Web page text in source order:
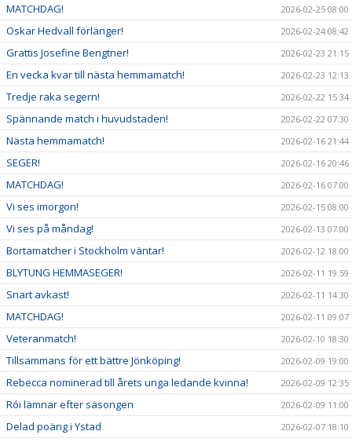
MATCHDAG! 2026-02-25 08:00
Oskar Hedvall förlänger! 2026-02-24 08:42
Grattis Josefine Bengtner! 2026-02-23 21:15
En vecka kvar till nästa hemmamatch! 2026-02-23 12:13
Tredje raka segern! 2026-02-22 15:34
Spännande match i huvudstaden! 2026-02-22 07:30
Nästa hemmamatch! 2026-02-16 21:44
SEGER! 2026-02-16 20:46
MATCHDAG! 2026-02-16 07:00
Vi ses imorgon! 2026-02-15 08:00
Vi ses på måndag! 2026-02-13 07:00
Bortamatcher i Stockholm väntar! 2026-02-12 18:00
BLYTUNG HEMMASEGER! 2026-02-11 19:59
Snart avkast! 2026-02-11 14:30
MATCHDAG! 2026-02-11 09:07
Veteranmatch! 2026-02-10 18:30
Tillsammans för ett bättre Jönköping! 2026-02-09 19:00
Rebecca nominerad till årets unga ledande kvinna! 2026-02-09 12:35
Rói lämnar efter säsongen 2026-02-09 11:00
Delad poäng i Ystad 2026-02-07 18:10